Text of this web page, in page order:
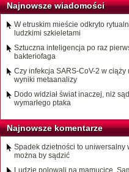
Najnowsze wiadomości
W etruskim mieście odkryto
ludzkimi szkieletami
Sztuczna inteligencja po raz
bakteriofaga
Czy infekcja SARS-CoV-2 w
wyniki metaanalizy
Dodo widział świat inaczej, niż
wymarłego ptaka
Najnowsze komentarze
Spadek dzietności to uniwersalny
można by sądzić